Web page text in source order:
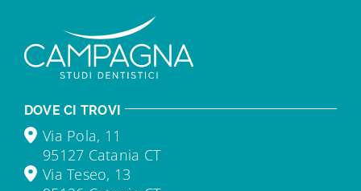
DOVE CI TROVI
Via Pola, 11
95127 Catania CT
Via Teseo, 13